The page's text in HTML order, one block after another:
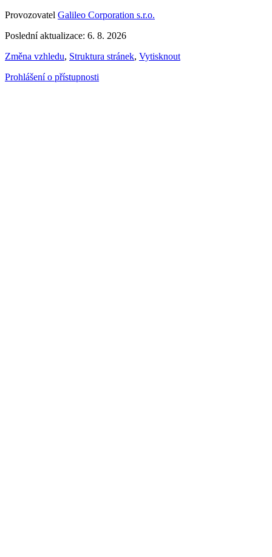
Provozovatel Galileo Corporation s.r.o.
Poslední aktualizace: 6. 8. 2026
Změna vzhledu, Struktura stránek, Vytisknout
Prohlášení o přístupnosti